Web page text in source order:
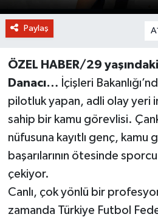
Paylaş A-
ÖZEL HABER/29
Danacı… İçişleri
pilotluk yapan, adli olay yeri
sahip bir kamu görevlisi.
nüfusuna kayıtlı genç, kamu
başarılarının ötesinde
çekiyor.
Canlı, çok yönlü bir
zamanda Türkiye Futbol